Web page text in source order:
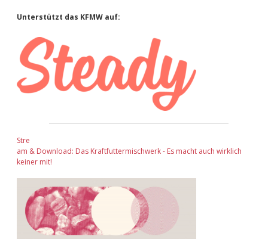
Sidebar
Unterstützt das KFMW auf:
Stre
am & Download: Das Kraftfuttermischwerk - Es macht auch wirklich
keiner mit!